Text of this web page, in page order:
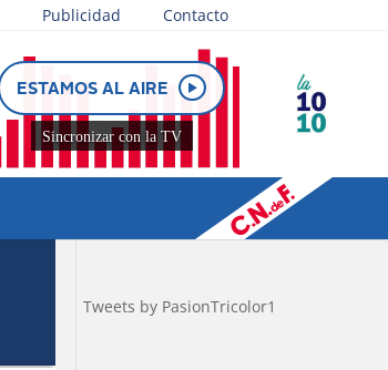
Publicidad Contacto
ESTAMOS AL AIRE
Sincronizar con la TV
Tweets by PasionTricolor1